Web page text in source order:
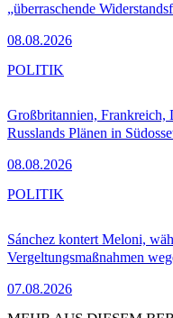
„überraschende
08.08.2026
Großbritannien, Frankreich,
Russlands Plänen in
08.08.2026
POLITIK
Sánchez kontert Meloni,
Vergeltungsmaßnahmen
07.08.2026
POLITIK